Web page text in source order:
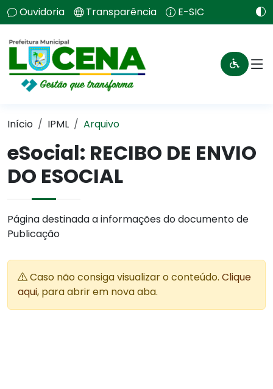
Ouvidoria Transparência E-SIC
Início IPML Arquivo
eSocial: RECIBO DE ENVIO
DO ESOCIAL
Página destinada a informações do documento de
Publicação
Caso não consiga visualizar o conteúdo. Clique
aqui, para abrir em nova aba.